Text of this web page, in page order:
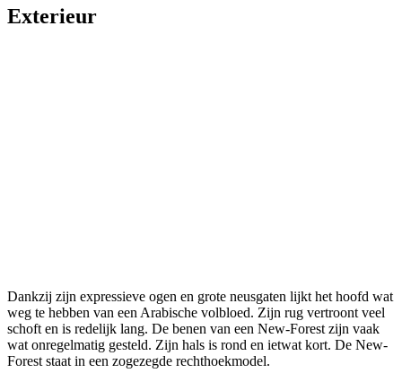
Exterieur
Dankzij zijn expressieve ogen en grote neusgaten lijkt het hoofd wat
weg te hebben van een Arabische volbloed. Zijn rug vertroont veel
schoft en is redelijk lang. De benen van een New-Forest zijn vaak
wat onregelmatig gesteld. Zijn hals is rond en ietwat kort. De New-
Forest staat in een zogezegde rechthoekmodel.